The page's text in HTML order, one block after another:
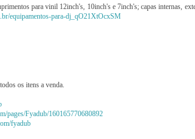
para vinil 12inch's, 10inch's e 7inch's; capas internas,
equipamentos-para-dj_qO21XtOcxSM
os itens a venda.
pages/Fyadub/160165770680892
fyadub